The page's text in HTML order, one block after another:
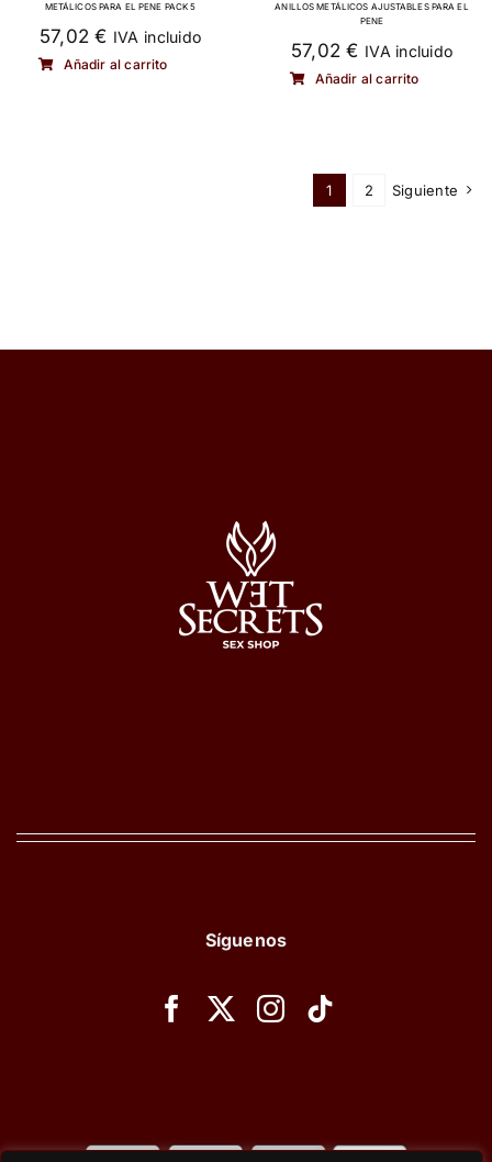
METÁLICOS PARA EL PENE PACK 5
57,02€ IVA incluido
Añadir al carrito
ANILLOS METÁLICOS AJUSTABLES PARA EL
PENE
57,02€ IVA incluido
Añadir al carrito
1 2 Siguiente
Síguenos